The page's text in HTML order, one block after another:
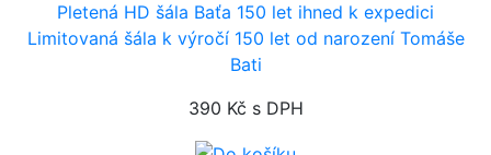
Pletená HD šála Baťa 150 let ihned k expedici
Limitovaná šála k výročí 150 let od narození Tomáše
Bati
390 Kč s DPH